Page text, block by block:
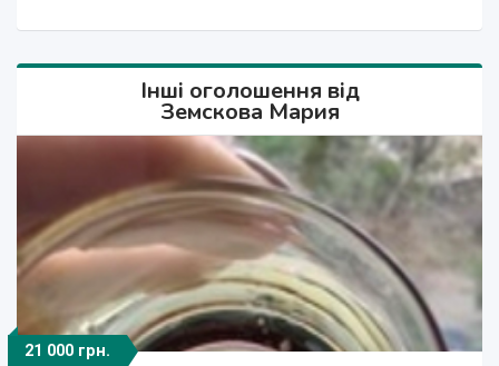
Інші оголошення від
Земскова Мария
1 600 грн.
2 500 грн.
4 000 грн.
21 000 грн. 1 600 грн.
2 500 грн.